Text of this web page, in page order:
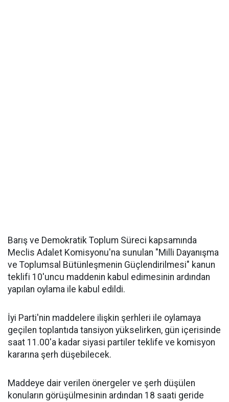
Barış ve Demokratik Toplum Süreci kapsamında
Meclis Adalet Komisyonu'na sunulan "Milli Dayanışma
ve Toplumsal Bütünleşmenin Güçlendirilmesi" kanun
teklifi 10'uncu maddenin kabul edimesinin ardından
yapılan oylama ile kabul edildi.
İyi Parti'nin maddelere ilişkin şerhleri ile oylamaya
geçilen toplantıda tansiyon yükselirken, gün içerisinde
saat 11.00'a kadar siyasi partiler teklife ve komisyon
kararına şerh düşebilecek.
Maddeye dair verilen önergeler ve şerh düşülen
konuların görüşülmesinin ardından 18 saati geride